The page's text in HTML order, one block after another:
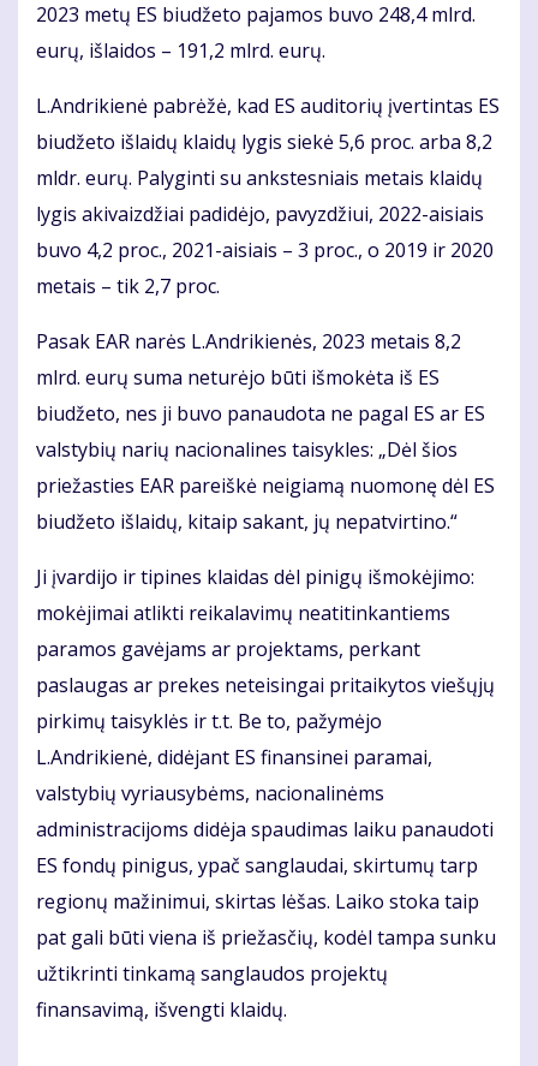
2023 metų ES biudžeto pajamos buvo 248,4 mlrd.
eurų, išlaidos – 191,2 mlrd. eurų.
L.Andrikienė pabrėžė, kad ES auditorių įvertintas ES
biudžeto išlaidų klaidų lygis siekė 5,6 proc. arba 8,2
mldr. eurų. Palyginti su ankstesniais metais klaidų
lygis akivaizdžiai padidėjo, pavyzdžiui, 2022-aisiais
buvo 4,2 proc., 2021-aisiais – 3 proc., o 2019 ir 2020
metais – tik 2,7 proc.
Pasak EAR narės L.Andrikienės, 2023 metais 8,2
mlrd. eurų suma neturėjo būti išmokėta iš ES
biudžeto, nes ji buvo panaudota ne pagal ES ar ES
valstybių narių nacionalines taisykles: „Dėl šios
priežasties EAR pareiškė neigiamą nuomonę dėl ES
biudžeto išlaidų, kitaip sakant, jų nepatvirtino.“
Ji įvardijo ir tipines klaidas dėl pinigų išmokėjimo:
mokėjimai atlikti reikalavimų neatitinkantiems
paramos gavėjams ar projektams, perkant
paslaugas ar prekes neteisingai pritaikytos viešųjų
pirkimų taisyklės ir t.t. Be to, pažymėjo
L.Andrikienė, didėjant ES finansinei paramai,
valstybių vyriausybėms, nacionalinėms
administracijoms didėja spaudimas laiku panaudoti
ES fondų pinigus, ypač sanglaudai, skirtumų tarp
regionų mažinimui, skirtas lėšas. Laiko stoka taip
pat gali būti viena iš priežasčių, kodėl tampa sunku
užtikrinti tinkamą sanglaudos projektų
finansavimą, išvengti klaidų.